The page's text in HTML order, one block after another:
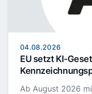
04.08.2026
EU setzt KI-
Ab August 2026